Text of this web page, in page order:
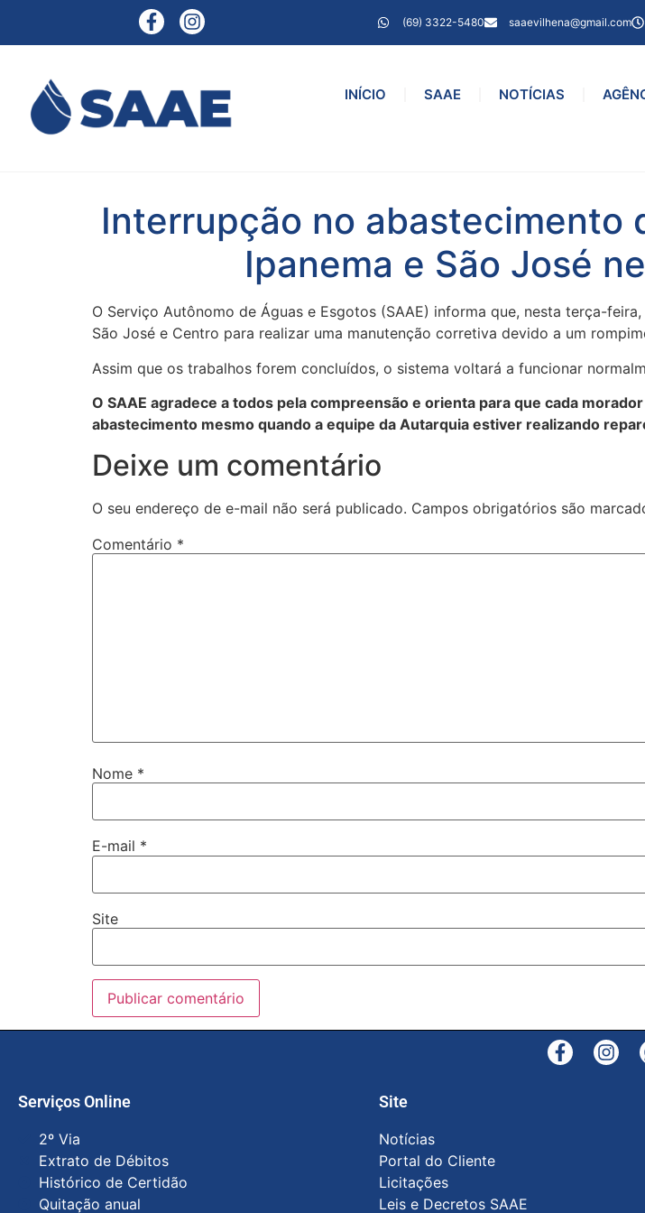
(69) 3322-5480 saaevilhena@gmail.com
INÍCIO SAAE NOTÍCIAS
Interrupção no abastecimento
Ipanema e São José
O Serviço Autônomo de Águas e Esgotos (SAAE) informa que, nesta terça-
São José e Centro para realizar uma manutenção corretiva devido a um
Assim que os trabalhos forem concluídos, o sistema voltará a funcionar
O SAAE agradece a todos pela compreensão e orienta para que cada
abastecimento mesmo quando a equipe da Autarquia estiver realizando
Deixe um comentário
O seu endereço de e-mail não será publicado. Campos obrigatórios são
Comentário *
Nome *
E-mail *
Site
Serviços Online
2º Via
Extrato de Débitos
Histórico de Certidão
Quitação anual
Site
Notícias
Portal do Cliente
Licitações
Leis e Decretos SAAE